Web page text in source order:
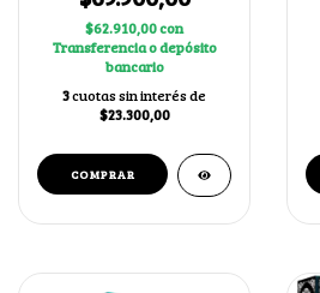
$62.910,00con
Transferencia o depósito
bancario
3cuotas sin interés de
$23.300,00